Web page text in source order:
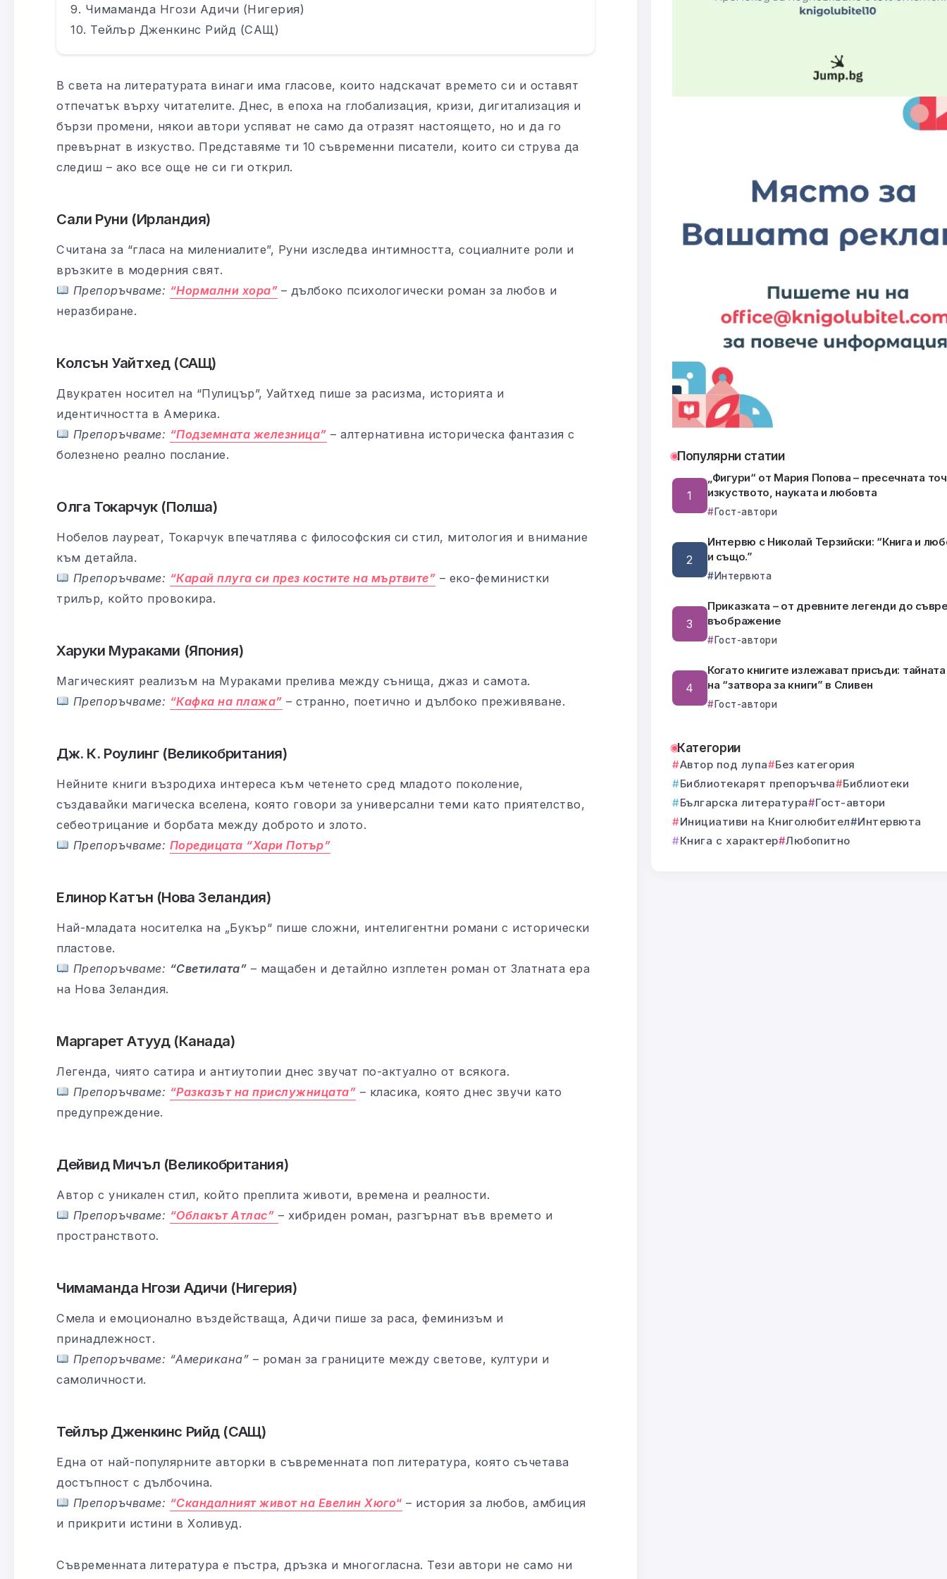
Чимаманда Нгози Адичи (Нигерия)
Тейлър Дженкинс Рийд (САЩ)
В света на литературата винаги има гласове, които надскачат времето си и оставят
отпечатък върху читателите. Днес, в епоха на глобализация, кризи, дигитализация и
бързи промени, някои автори успяват не само да отразят настоящето, но и да го
превърнат в изкуство. Представяме ти 10 съвременни писатели, които си струва да
следиш – ако все още не си ги открил.
Сали Руни (Ирландия)
Считана за “гласа на милениалите”, Руни изследва интимността, социалните роли и
връзките в модерния свят.
Препоръчваме: “Нормални хора” – дълбоко психологически роман за любов и
неразбиране.
Колсън Уайтхед (САЩ)
Двукратен носител на “Пулицър”, Уайтхед пише за расизма, историята и
идентичността в Америка.
Препоръчваме: “Подземната железница” – алтернативна историческа фантазия с
болезнено реално послание.
Олга Токарчук (Полша)
Нобелов лауреат, Токарчук впечатлява с философския си стил, митология и внимание
към детайла.
Препоръчваме: “Карай плуга си през костите на мъртвите” – еко-феминистки
трилър, който провокира.
Харуки Мураками (Япония)
Магическият реализъм на Мураками прелива между сънища, джаз и самота.
Препоръчваме: “Кафка на плажа” – странно, поетично и дълбоко преживяване.
Дж. К. Роулинг (Великобритания)
Нейните книги възродиха интереса към четенето сред младото поколение,
създавайки магическа вселена, която говори за универсални теми като приятелство,
себеотрицание и борбата между доброто и злото.
Препоръчваме: Поредицата “Хари Потър”
Елинор Катън (Нова Зеландия)
Най-младата носителка на „Букър“ пише сложни, интелигентни романи с исторически
пластове.
Препоръчваме: “Светилата” – мащабен и детайлно изплетен роман от Златната ера
на Нова Зеландия.
Маргарет Атууд (Канада)
Легенда, чиято сатира и антиутопии днес звучат по-актуално от всякога.
Препоръчваме: “Разказът на прислужницата” – класика, която днес звучи като
предупреждение.
Дейвид Мичъл (Великобритания)
Автор с уникален стил, който преплита животи, времена и реалности.
Препоръчваме: “Облакът Атлас” – хибриден роман, разгърнат във времето и
пространството.
Чимаманда Нгози Адичи (Нигерия)
Смела и емоционално въздействаща, Адичи пише за раса, феминизъм и
принадлежност.
Препоръчваме: “Американа” – роман за границите между светове, култури и
самоличности.
Тейлър Дженкинс Рийд (САЩ)
Една от най-популярните авторки в съвременната поп литература, която съчетава
достъпност с дълбочина.
Препоръчваме: “Скандалният живот на Евелин Хюго“ – история за любов, амбиция
и прикрити истини в Холивуд.
Съвременната литература е пъстра, дръзка и многогласна. Тези автори не само ни
Популярни статии
„Фигури“ от Мария Попова – пресечната
изкуството, науката и любовта
Гост-автори
Интервю с Николай Терзийски: “Книга и
и също.”
Интервюта
Приказката – от древните легенди до
въображение
Гост-автори
Когато книгите излежават присъди:
на “затвора за книги” в Сливен
Гост-автори
Категории
Автор под лупа
Без категория
Библиотекарят препоръчва
Библиотеки
Българска литература
Гост-автори
Инициативи на Книголюбител
Интервюта
Книга с характер Любопитно